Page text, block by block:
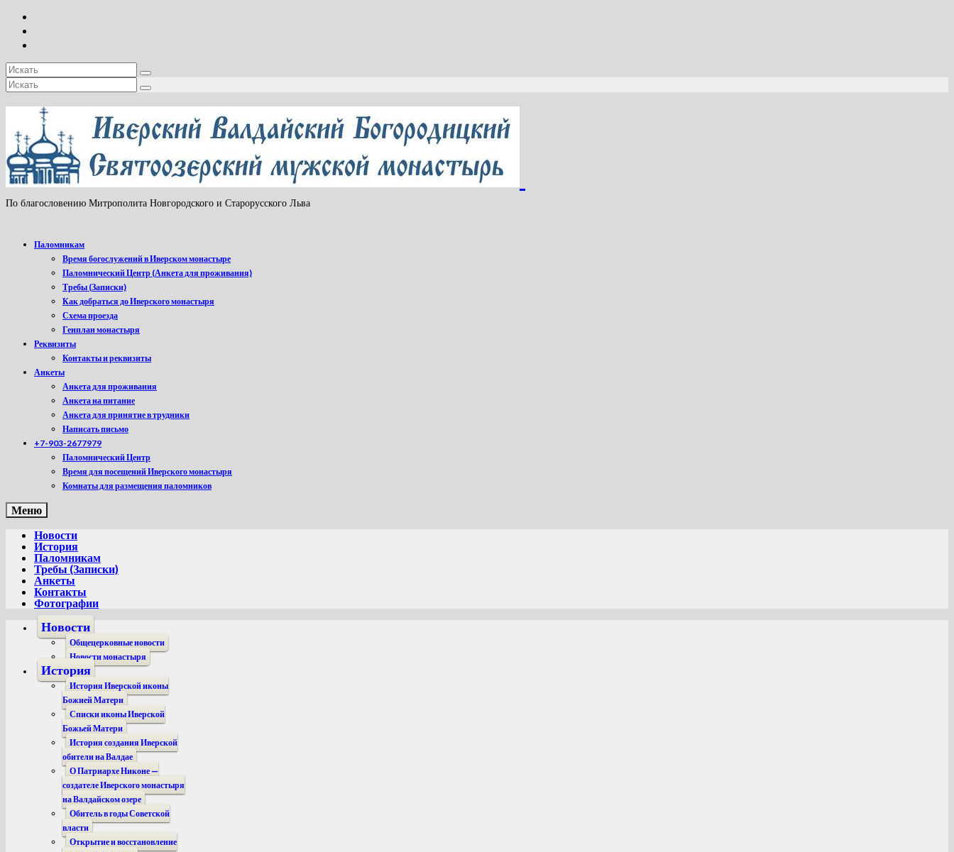
Искать:
Искать:
По благословению Митрополита Новгородского и Старорусского Льва
Паломникам
Время богослужений в Иверском монастыре
Паломнический Центр (Анкета для проживания)
Требы (Записки)
Как добраться до Иверского монастыря
Схема проезда
Генплан монастыря
Реквизиты
Контакты и реквизиты
Анкеты
Анкета для проживания
Анкета на питание
Анкета для принятие в трудники
Написать письмо
+7-903-2677979
Паломнический Центр
Время для посещений Иверского монастыря
Комнаты для размещения паломников
Меню
Новости
История
Паломникам
Требы (Записки)
Анкеты
Контакты
Фотографии
Новости
Общецерковные новости
Новости монастыря
История
История Иверской иконы
Божией Матери
Списки иконы Иверской
Божьей Матери
История создания Иверской
обители на Валдае
О Патриархе Никоне —
создателе Иверского монастыря
на Валдайском озере
Обитель в годы Советской
власти
Открытие и восстановление